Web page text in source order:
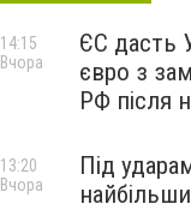
ЄС дасть
євро з
РФ після
14:15
Вчора
Під
13:20
Вчора